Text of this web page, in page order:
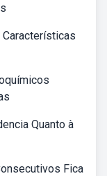
Quanto à
Fica